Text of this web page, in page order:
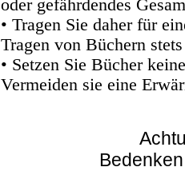
oder gefährdendes
• Tragen Sie daher für
Tragen von Büchern
• Setzen Sie Bücher
Vermeiden sie eine